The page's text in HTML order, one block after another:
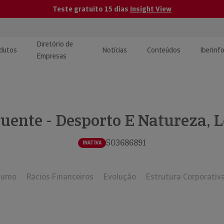
Teste gratuito 15 dias Insight View
e Monitorização de
Diretório de
Empresas
Notícias Conteúdos
| Estudos e
- Desporto E Natureza,
INATIVA 503686891
Rácios Financeiros Evolução Estrutura Corporativa